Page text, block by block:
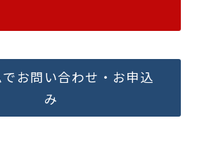
でお問い合わせ・お申込
み